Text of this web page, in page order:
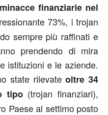
minacce finanziarie nel
73%, i trojan
sempre più raffinati e
prendendo di mira
istituzioni e le aziende.
state rilevateoltre 34
tipo(trojan finanziari),
Paese al settimo posto